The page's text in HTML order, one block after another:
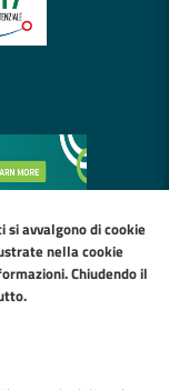
avvalgono di cookie
nellacookie
Chiudendo il